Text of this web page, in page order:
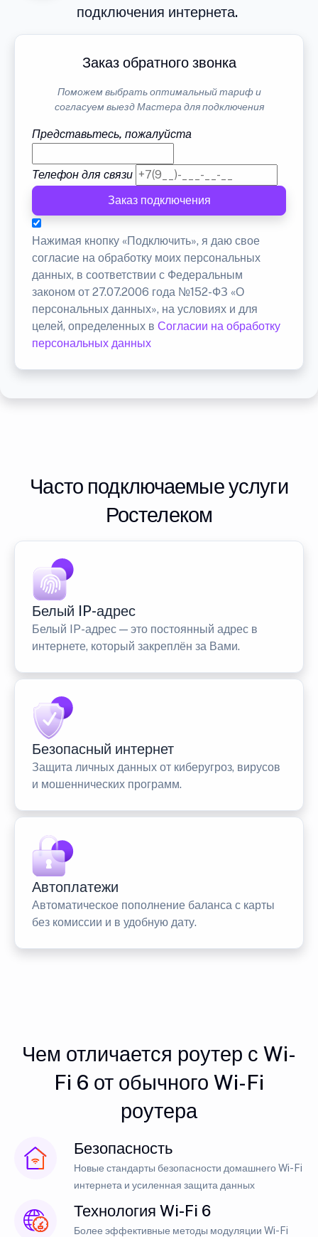
подключения интернета.
Заказ обратного звонка
Поможем выбрать оптимальный тариф и
согласуем выезд Мастера для подключения
Представьтесь, пожалуйста
Телефон для связи
Заказ подключения
Нажимая кнопку «Подключить», я даю свое
согласие на обработку моих персональных
данных, в соответствии с Федеральным
законом от 27.07.2006 года №152-ФЗ «О
персональных данных», на условиях и для
целей, определенных в Согласии на обработку
персональных данных
Часто подключаемые услуги
Ростелеком
Белый IP-адрес
Белый IP-адрес — это постоянный адрес в
интернете, который закреплён за Вами.
Безопасный интернет
Защита личных данных от киберугроз, вирусов
и мошеннических программ.
Автоплатежи
Автоматическое пополнение баланса с карты
без комиссии и в удобную дату.
Чем отличается роутер с Wi-
Fi 6 от обычного Wi-Fi
роутера
Безопасность
Новые стандарты безопасности домашнего Wi-Fi
интернета и усиленная защита данных
Технология Wi-Fi 6
Более эффективные методы модуляции Wi-Fi